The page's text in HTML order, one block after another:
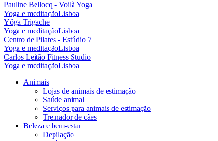
Pauline Bellocq - Voilà Yoga
Yoga e meditaçãoLisboa
Yôga Trigache
Yoga e meditaçãoLisboa
Centro de Pilates - Estúdio 7
Yoga e meditaçãoLisboa
Carlos Leitão Fitness Studio
Yoga e meditaçãoLisboa
Animais
Lojas de animais de estimação
Saúde animal
Serviços para animais de estimação
Treinador de cães
Beleza e bem-estar
Depilação